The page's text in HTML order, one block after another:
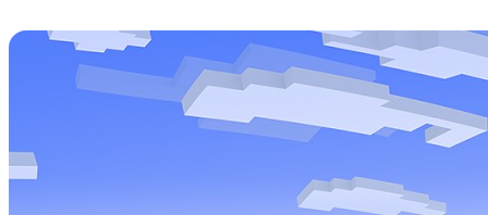
Release Date
Minecraft Caves and Cliffs Update 1 will launch next week,
dropping onJune 8.